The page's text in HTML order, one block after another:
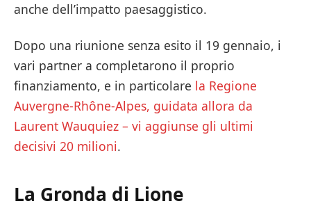
anche dell’impatto paesaggistico.
Dopo una riunione senza esito il 19 gennaio, i
vari partner a completarono il proprio
finanziamento, e in particolare la Regione
Auvergne-Rhône-Alpes, guidata allora da
Laurent Wauquiez – vi aggiunse gli ultimi
decisivi 20 milioni.
La Gronda di Lione